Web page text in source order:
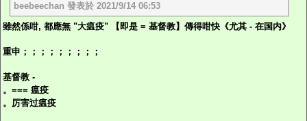
beebeechan 發表於 2021/9/14 06:53
雖然係咁, 都應無 "大瘟疫" 【即是 = 基督教】傳得咁快《尤其 - 在国内》
重申；；；；；；；；；
基督教 -
。=== 瘟疫
。厉害过瘟疫